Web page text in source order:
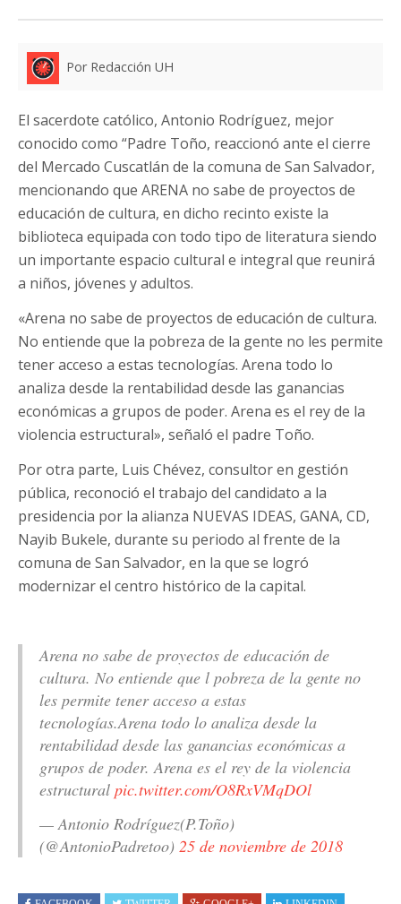
Por Redacción UH
El sacerdote católico, Antonio Rodríguez, mejor
conocido como “Padre Toño, reaccionó ante el cierre
del Mercado Cuscatlán de la comuna de San Salvador,
mencionando que ARENA no sabe de proyectos de
educación de cultura, en dicho recinto existe la
biblioteca equipada con todo tipo de literatura siendo
un importante espacio cultural e integral que reunirá
a niños, jóvenes y adultos.
«Arena no sabe de proyectos de educación de cultura.
No entiende que la pobreza de la gente no les permite
tener acceso a estas tecnologías. Arena todo lo
analiza desde la rentabilidad desde las ganancias
económicas a grupos de poder. Arena es el rey de la
violencia estructural», señaló el padre Toño.
Por otra parte, Luis Chévez, consultor en gestión
pública, reconoció el trabajo del candidato a la
presidencia por la alianza NUEVAS IDEAS, GANA, CD,
Nayib Bukele, durante su periodo al frente de la
comuna de San Salvador, en la que se logró
modernizar el centro histórico de la capital.
Arena no sabe de proyectos de educación de
cultura. No entiende que l pobreza de la gente no
les permite tener acceso a estas
tecnologías.Arena todo lo analiza desde la
rentabilidad desde las ganancias económicas a
grupos de poder. Arena es el rey de la violencia
estructural pic.twitter.com/O8RxVMqDOl
— Antonio Rodríguez(P.Toño)
(@AntonioPadretoo) 25 de noviembre de 2018